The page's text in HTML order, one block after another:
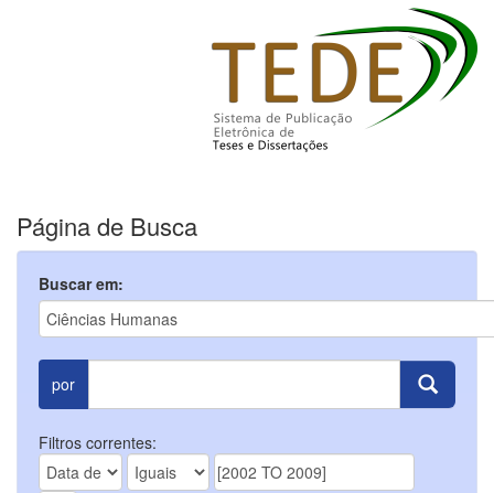
Página de Busca
Buscar em:
por
Filtros correntes: